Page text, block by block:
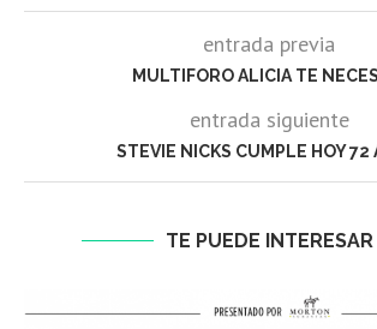
entrada previa
MULTIFORO ALICIA TE
entrada siguiente
STEVIE NICKS CUMPLE HOY 72
TE PUEDE INTERESAR